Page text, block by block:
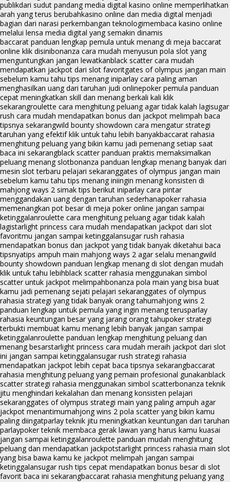
publikdari sudut pandang media digital kasino online memperlihatkan
arah yang terus berubahkasino online dan media digital menjadi
bagian dari narasi perkembangan teknologimembaca kasino online
melalui lensa media digital yang semakin dinamis
baccarat panduan lengkap pemula untuk menang di meja baccarat
online klik disinibonanza cara mudah menyusun pola slot yang
menguntungkan jangan lewatkanblack scatter cara mudah
mendapatkan jackpot dari slot favoritgates of olympus jangan main
sebelum kamu tahu tips menang iniparlay cara paling aman
menghasilkan uang dari taruhan judi onlinepoker pemula panduan
cepat meningkatkan skill dan menang berkali kali klik
sekarangroulette cara menghitung peluang agar tidak kalah lagisugar
rush cara mudah mendapatkan bonus dan jackpot melimpah baca
tipsnya sekarangwild bounty showdown cara mengatur strategi
taruhan yang efektif klik untuk tahu lebih banyakbaccarat rahasia
menghitung peluang yang bikin kamu jadi pemenang setiap saat
baca ini sekarangblack scatter panduan praktis memaksimalkan
peluang menang slotbonanza panduan lengkap menang banyak dari
mesin slot terbaru pelajari sekaranggates of olympus jangan main
sebelum kamu tahu tips menang iniingin menang konsisten di
mahjong ways 2 simak tips berikut iniparlay cara pintar
menggandakan uang dengan taruhan sederhanapoker rahasia
memenangkan pot besar di meja poker online jangan sampai
ketinggalanroulette cara menghitung peluang agar tidak kalah
lagistarlight princess cara mudah mendapatkan jackpot dari slot
favoritmu jangan sampai ketinggalansugar rush rahasia
mendapatkan bonus dan jackpot yang tidak banyak diketahui baca
tipsnyatips ampuh main mahjong ways 2 agar selalu menangwild
bounty showdown panduan lengkap menang di slot dengan mudah
klik untuk tahu lebihblack scatter rahasia menggunakan simbol
scatter untuk jackpot melimpahbonanza pola main yang bisa buat
kamu jadi pemenang sejati pelajari sekaranggates of olympus
rahasia strategi yang tidak banyak orang tahumahjong wins 2
panduan lengkap untuk pemula yang ingin menang terusparlay
rahasia keuntungan besar yang jarang orang tahupoker strategi
terbukti membuat kamu menang lebih banyak jangan sampai
ketinggalanroulette panduan lengkap menghitung peluang dan
menang besarstarlight princess cara mudah meraih jackpot dari slot
ini jangan sampai ketinggalansugar rush strategi rahasia
mendapatkan jackpot lebih cepat baca tipsnya sekarangbaccarat
rahasia menghitung peluang yang pemain profesional gunakanblack
scatter strategi rahasia menggunakan simbol scatterbonanza teknik
jitu menghindari kekalahan dan menang konsisten pelajari
sekaranggates of olympus strategi main yang paling ampuh agar
jackpot menantimumahjong wins 2 pola scatter yang bikin kamu
paling diingatparlay teknik jitu meningkatkan keuntungan dari taruhan
parlaypoker teknik membaca gerak lawan yang harus kamu kuasai
jangan sampai ketinggalanroulette panduan mudah menghitung
peluang dan mendapatkan jackpotstarlight princess rahasia main slot
yang bisa bawa kamu ke jackpot melimpah jangan sampai
ketinggalansugar rush tips cepat mendapatkan bonus besar di slot
favorit baca ini sekarangbaccarat rahasia menghitung peluang yang